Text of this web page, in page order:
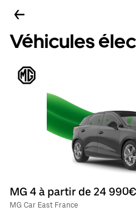
Véhicules
MG 4 à partir de 24 990€
MG Car East France